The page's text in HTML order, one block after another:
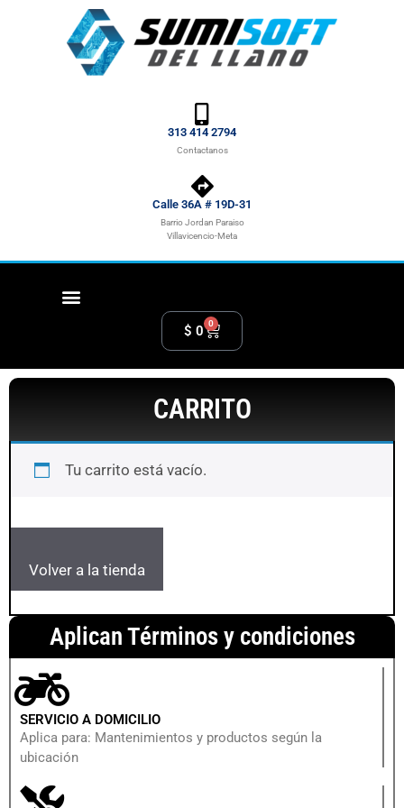
313 414 2794
Contactanos
Calle 36A # 19D-31
Barrio Jordan Paraiso
Villavicencio-Meta
$ 0 0
CARRITO
Tu carrito está vacío.
Volver a la tienda
Aplican Términos y condiciones
SERVICIO A DOMICILIO
Aplica para: Mantenimientos y productos según la
ubicación